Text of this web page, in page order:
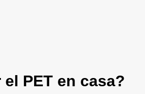
PET en casa?